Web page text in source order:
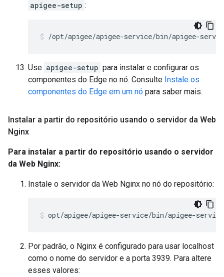
apigee-setup :
/opt/apigee/apigee-service/bin/apigee-
Use apigee-setup para instalar e configurar os
componentes do Edge no nó. Consulte Instale os
componentes do Edge em um nó para saber mais.
Instalar a partir do repositório usando o servidor da Web
Nginx
Para instalar a partir do repositório usando o servidor
da Web Nginx:
Instale o servidor da Web Nginx no nó do repositório:
opt/apigee/apigee-service/bin/apigee-
Por padrão, o Nginx é configurado para usar localhost
como o nome do servidor e a porta 3939. Para altere
esses valores: